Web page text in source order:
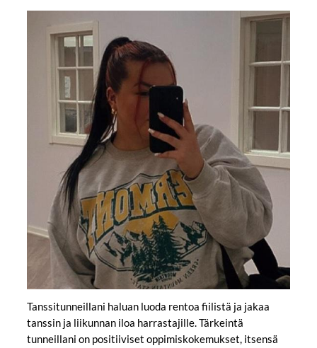
Tanssitunneillani haluan luoda rentoa fiilistä ja jakaa
tanssin ja liikunnan iloa harrastajille. Tärkeintä
tunneillani on positiiviset oppimiskokemukset, itsensä